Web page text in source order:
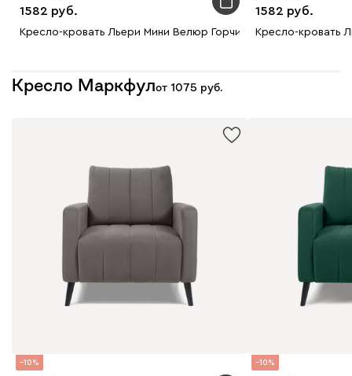
1582
Кресло-кровать Льери Мини Велюр Горчичный
1582
Кресло-кровать
Кресло Маркфулот 1075
10 10